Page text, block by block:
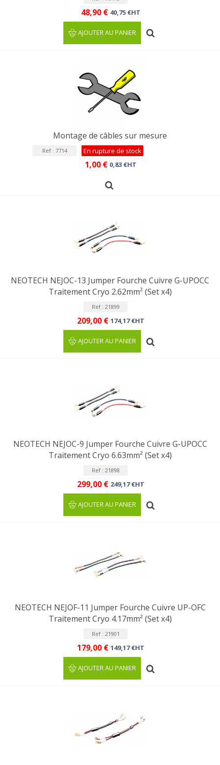
48,90 € 40,75 €HT
AJOUTER AU PANIER
Montage de câbles sur mesure
Ref : 7714 En rupture de stock
1,00 € 0,83 €HT
NEOTECH NEJOC-13 Jumper Fourche Cuivre G-UPOCC
Traitement Cryo 2.62mm² (Set x4)
Ref : 21899
209,00 € 174,17 €HT
AJOUTER AU PANIER
NEOTECH NEJOC-9 Jumper Fourche Cuivre G-UPOCC
Traitement Cryo 6.63mm² (Set x4)
Ref : 21898
299,00 € 249,17 €HT
AJOUTER AU PANIER
NEOTECH NEJOF-11 Jumper Fourche Cuivre UP-OFC
Traitement Cryo 4.17mm² (Set x4)
Ref : 21901
179,00 € 149,17 €HT
AJOUTER AU PANIER